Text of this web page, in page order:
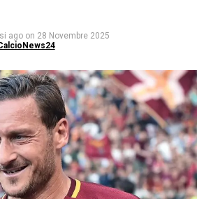
ago on 28 Novembre 2025